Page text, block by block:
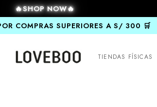
🔥SHOP NOW🔥
COMPRAS SUPERIORES A S/ 300 🛒
TIENDAS FÍSICAS